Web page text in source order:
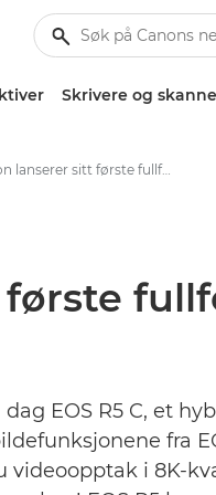
Skrivere og
Canon lanserer sitt første fullformat Cinema EOS-kamera med 8K - Canons pressesenter
dag EOS R5 C, et
fra
videoopptak i